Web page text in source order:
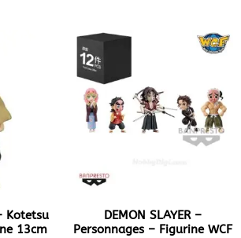
Kotetsu
13cm
DEMON SLAYER –
Personnages – Figurine WCF